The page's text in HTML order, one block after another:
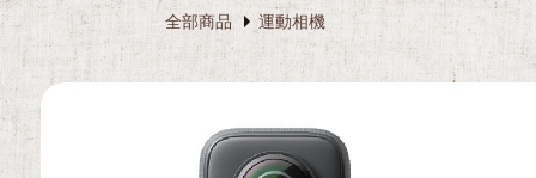
全部商品 運動相機